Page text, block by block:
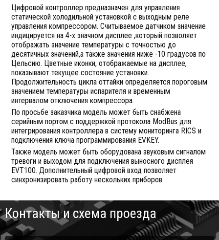
Цифровой контроллер предназначен для управления
статической холодильной установкой с выходным реле
управления компрессором. Считываемое датчиком значение
индицируется на 4-х значном дисплее ,который позволяет
отображать значение температуры с точностью до
десятичных значений,а также значения ниже -10 градусов по
Цельсию. Цветные иконки, отображаемые на дисплее,
показывают текущее состояние установки.
Продолжительность цикла оттайки определяется пороговым
значением температуры испарителя и временным
интервалом отключения компрессора.
По просьбе заказчика модель может быть снабжена
серийным портом с поддержкой протокола ModBus для
интегрирования контроллера в систему мониторинга RICS и
подключения ключа программирования EVKEY.
Также модель может быть оборудована звуковым сигналом
тревоги и выходом для подключения выносного дисплея
EVT100. Дополнительный цифровой вход позволяет
синхронизировать работу нескольких приборов.
Контакты и схема проезда